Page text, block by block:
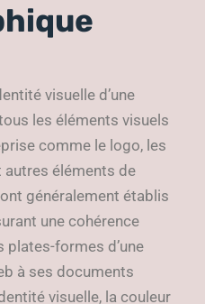
visuelle d’une
les éléments visuels
comme le logo, les
autres éléments de
généralement établis
une cohérence
plates-formes d’une
à ses documents
visuelle, la couleur